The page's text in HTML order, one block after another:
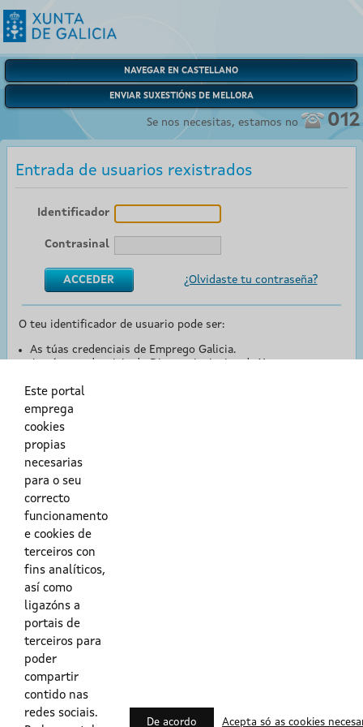
NAVEGAR EN CASTELLANO
ENVIAR SUXESTIÓNS DE MELLORA
Se nos necesitas, estamos no 012
Entrada de usuarios rexistrados
Identificador
Contrasinal
¿Olvidaste tu contraseña?
O teu identificador de usuario pode ser:
As túas credenciais de Emprego Galicia.
O teu DNI ou o teu NIE.
Este portal
emprega
cookies
propias
necesarias
para o seu
correcto
funcionamento
e cookies de
terceiros con
fins analíticos,
así como
ligazóns a
portais de
terceiros para
poder
compartir
contido nas
redes sociais.
De acordo Acepta só as cookies